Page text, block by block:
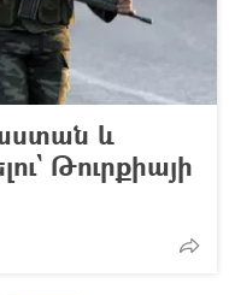
և
Թուրքիայի